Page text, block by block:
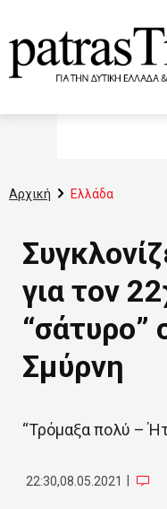
Αρχική Ελλάδα
για τον
“σάτυρο”
Σμύρνη
“Τρόμαξα πολύ –
22:30,08.05.2021